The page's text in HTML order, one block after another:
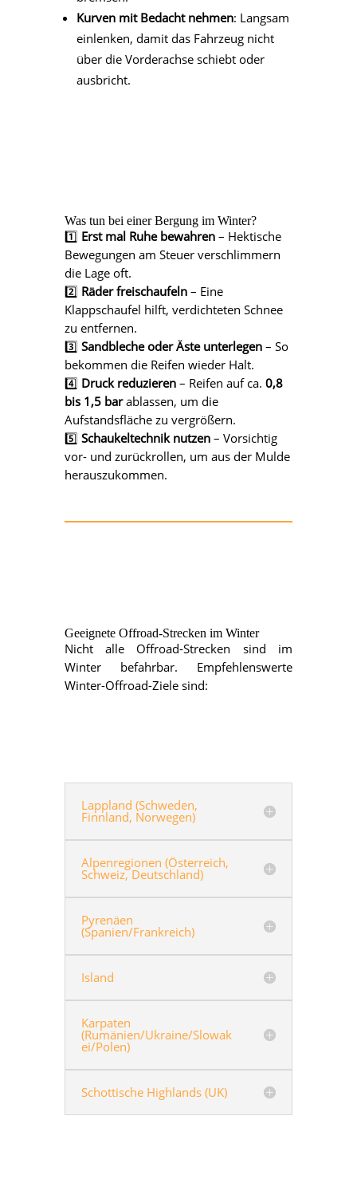
Kurven mit Bedacht nehmen: Langsam
einlenken, damit das Fahrzeug nicht
über die Vorderachse schiebt oder
ausbricht.
Was tun bei einer Bergung im Winter?
1️⃣ Erst mal Ruhe bewahren– Hektische
Bewegungen am Steuer verschlimmern
die Lage oft.
2️⃣ Räder freischaufeln– Eine
Klappschaufel hilft, verdichteten Schnee
zu entfernen.
3️⃣ Sandbleche oder Äste unterlegen– So
bekommen die Reifen wieder Halt.
4️⃣ Druck reduzieren– Reifen auf ca. 0,8
bis 1,5 barablassen, um die
Aufstandsfläche zu vergrößern.
5️⃣ Schaukeltechnik nutzen– Vorsichtig
vor- und zurückrollen, um aus der Mulde
herauszukommen.
Geeignete Offroad-Strecken im Winter
Nicht alle Offroad-Strecken sind im
Winter befahrbar. Empfehlenswerte
Winter-Offroad-Ziele sind:
Lappland (Schweden,
Finnland, Norwegen)
Alpenregionen (Österreich,
Schweiz, Deutschland)
Pyrenäen
(Spanien/Frankreich)
Island
Karpaten
(Rumänien/Ukraine/Slowak
ei/Polen)
Schottische Highlands (UK)